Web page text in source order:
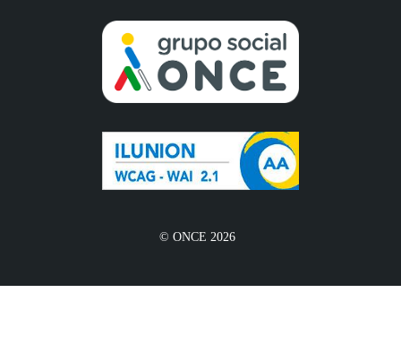
© ONCE 2026